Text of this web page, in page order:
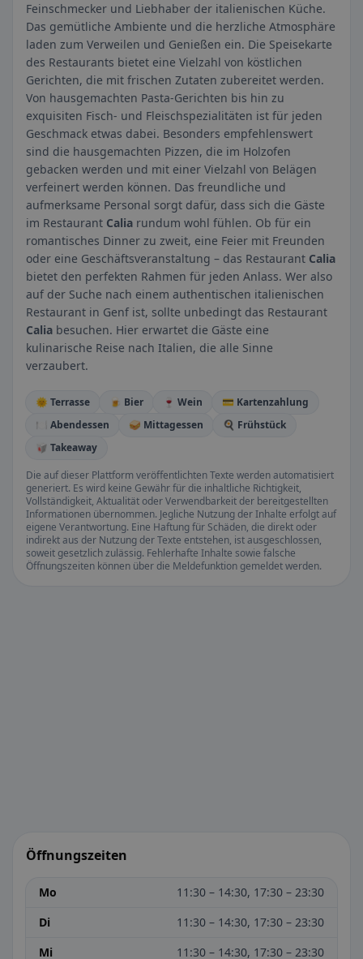
Feinschmecker und Liebhaber der italienischen Küche.
Das gemütliche Ambiente und die herzliche Atmosphäre
laden zum Verweilen und Genießen ein. Die Speisekarte
des Restaurants bietet eine Vielzahl von köstlichen
Gerichten, die mit frischen Zutaten zubereitet werden.
Von hausgemachten Pasta-Gerichten bis hin zu
exquisiten Fisch- und Fleischspezialitäten ist für jeden
Geschmack etwas dabei. Besonders empfehlenswert
sind die hausgemachten Pizzen, die im Holzofen
gebacken werden und mit einer Vielzahl von Belägen
verfeinert werden können. Das freundliche und
aufmerksame Personal sorgt dafür, dass sich die Gäste
im Restaurant Calia rundum wohl fühlen. Ob für ein
romantisches Dinner zu zweit, eine Feier mit Freunden
oder eine Geschäftsveranstaltung – das Restaurant Calia
bietet den perfekten Rahmen für jeden Anlass. Wer also
auf der Suche nach einem authentischen italienischen
Restaurant in Genf ist, sollte unbedingt das Restaurant
Calia besuchen. Hier erwartet die Gäste eine
kulinarische Reise nach Italien, die alle Sinne
verzaubert.
🌞 Terrasse 🍺 Bier 🍷 Wein
💳 Kartenzahlung
🍽️ Abendessen
🥪 Mittagessen
🍳 Frühstück
🥡 Takeaway
Die auf dieser Plattform veröffentlichten Texte werden automatisiert
generiert. Es wird keine Gewähr für die inhaltliche Richtigkeit,
Vollständigkeit, Aktualität oder Verwendbarkeit der bereitgestellten
Informationen übernommen. Jegliche Nutzung der Inhalte erfolgt auf
eigene Verantwortung. Eine Haftung für Schäden, die direkt oder
indirekt aus der Nutzung der Texte entstehen, ist ausgeschlossen,
soweit gesetzlich zulässig. Fehlerhafte Inhalte sowie falsche
Öffnungszeiten können über die Meldefunktion gemeldet werden.
Öffnungszeiten
Mo
11:30 – 14:30, 17:30 – 23:30
Di
11:30 – 14:30, 17:30 – 23:30
Mi
11:30 – 14:30, 17:30 – 23:30